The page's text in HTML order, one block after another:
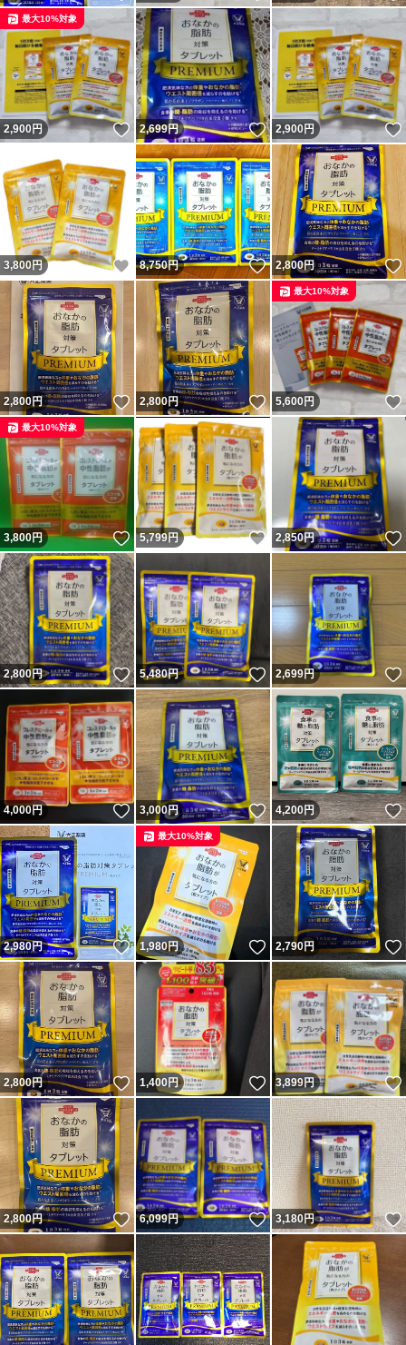
2,900円 いいね！
最大10%対象
2,699円 いいね！
2,900円
3,800円 いいね！
8,750円 いいね！
2,800円
2,800円 いいね！
2,800円 いいね！
5,600円
最大10%対象
3,800円 いいね！
最大10%対象
5,799円 いいね！
2,850円
2,800円 いいね！
5,480円 いいね！
2,699円
4,000円 いいね！
3,000円 いいね！
4,200円
2,980円 いいね！
1,980円 いいね！
最大10%対象
2,790円
2,800円 いいね！
1,400円 いいね！
3,899円
2,800円 いいね！
6,099円 いいね！
3,180円